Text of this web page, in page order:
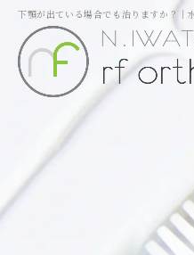
下顎が出ている場合でも治りますか？｜